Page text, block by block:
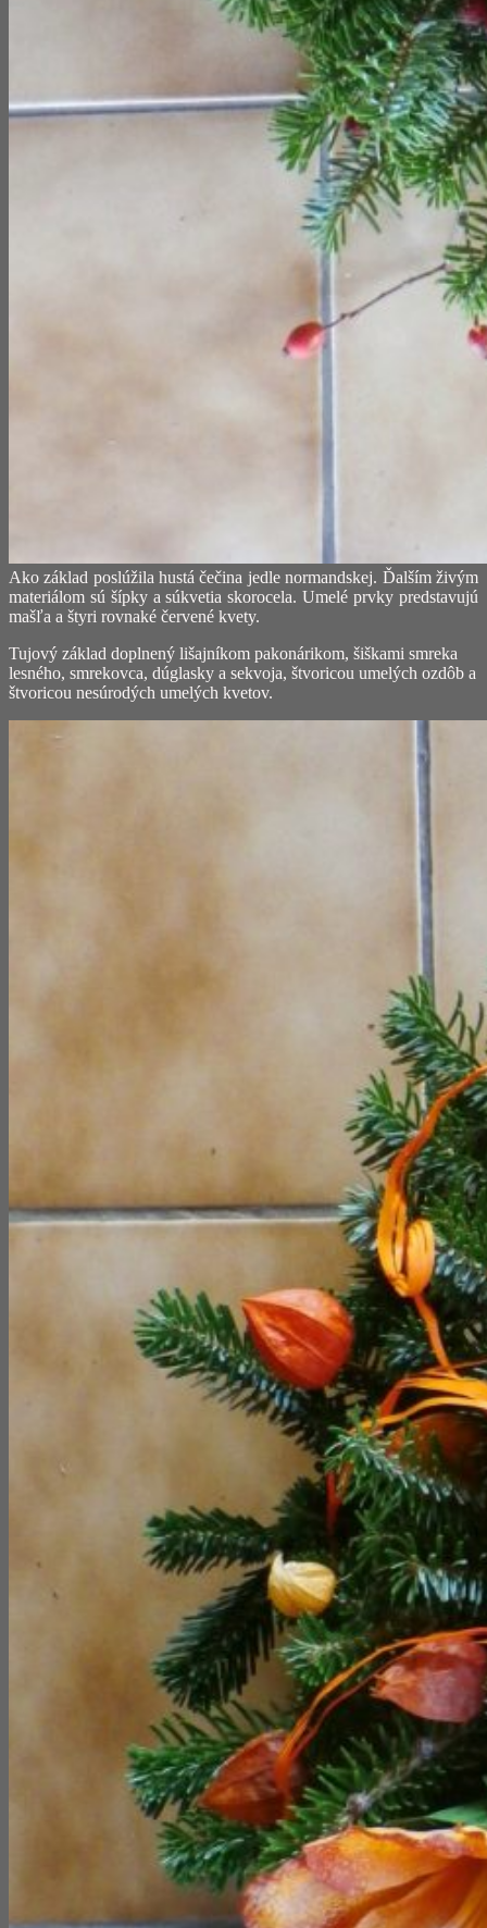
Ako základ poslúžila hustá čečina jedle normandskej. Ďalším živým
materiálom sú šípky a súkvetia skorocela. Umelé prvky predstavujú
mašľa a štyri rovnaké červené kvety.
Tujový základ doplnený lišajníkom pakonárikom, šiškami smreka
lesného, smrekovca, dúglasky a sekvoja, štvoricou umelých ozdôb a
štvoricou nesúrodých umelých kvetov.